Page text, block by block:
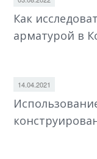
Как
арматурой в
14.04.2021